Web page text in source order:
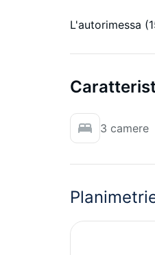
L'autorimessa
3 camere